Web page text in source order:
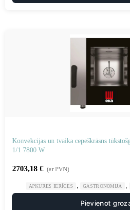
Konvekcijas un tvaika cepeškrāsns
1/1 7800 W
2703,18 € (ar PVN)
APKURES IERĪCES GASTRONOMIJA
Pievienot